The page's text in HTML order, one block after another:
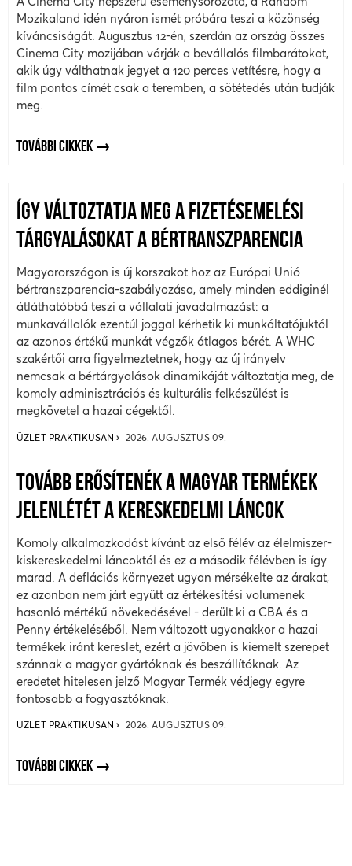
Mozikaland idén nyáron ismét próbára teszi a közönség
kíváncsiságát. Augusztus 12-én, szerdán az ország összes
Cinema City mozijában várják a bevállalós filmbarátokat,
akik úgy válthatnak jegyet a 120 perces vetítésre, hogy a
film pontos címét csak a teremben, a sötétedés után tudják
meg.
TOVÁBBI CIKKEK
ÍGY VÁLTOZTATJA MEG A FIZETÉSEMELÉSI
TÁRGYALÁSOKAT A BÉRTRANSZPARENCIA
Magyarországon is új korszakot hoz az Európai Unió
bértranszparencia-szabályozása, amely minden eddiginél
átláthatóbbá teszi a vállalati javadalmazást: a
munkavállalók ezentúl joggal kérhetik ki munkáltatójuktól
az azonos értékű munkát végzők átlagos bérét. A WHC
szakértői arra figyelmeztetnek, hogy az új irányelv
nemcsak a bértárgyalások dinamikáját változtatja meg, de
komoly adminisztrációs és kulturális felkészülést is
megkövetel a hazai cégektől.
ÜZLET PRAKTIKUSAN 2026. AUGUSZTUS 09.
TOVÁBB ERŐSÍTENÉK A MAGYAR TERMÉKEK
JELENLÉTÉT A KERESKEDELMI LÁNCOK
Komoly alkalmazkodást kívánt az első félév az élelmiszer-
kiskereskedelmi láncoktól és ez a második félévben is így
marad. A deflációs környezet ugyan mérsékelte az árakat,
ez azonban nem járt együtt az értékesítési volumenek
hasonló mértékű növekedésével - derült ki a CBA és a
Penny értékeléséből. Nem változott ugyanakkor a hazai
termékek iránt kereslet, ezért a jövőben is kiemelt szerepet
szánnak a magyar gyártóknak és beszállítóknak. Az
eredetet hitelesen jelző Magyar Termék védjegy egyre
fontosabb a fogyasztóknak.
ÜZLET PRAKTIKUSAN 2026. AUGUSZTUS 09.
TOVÁBBI CIKKEK